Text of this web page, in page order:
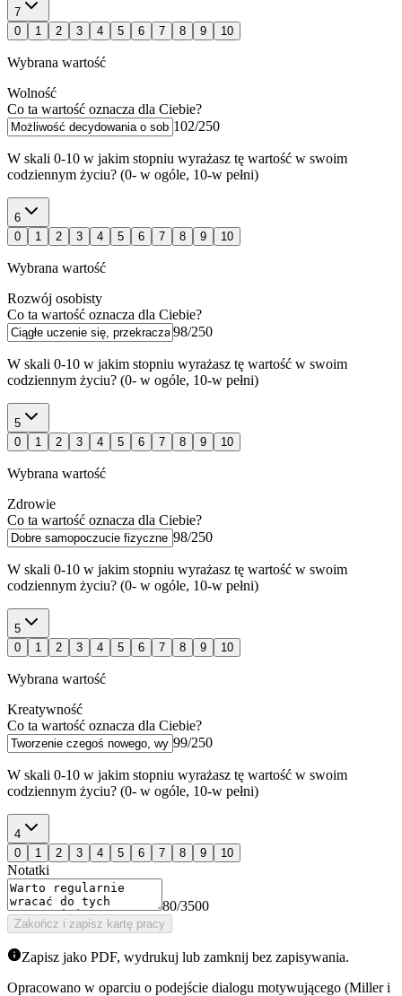
7
0
1 2 3 4 5 6 7 8 9 10
Wybrana wartość
Wolność
Co ta wartość oznacza dla Ciebie?
102/250
W skali 0-10 w jakim stopniu wyrażasz tę wartość w swoim
codziennym życiu? (0- w ogóle, 10-w pełni)
6
0
1 2 3 4 5 6 7 8 9 10
Wybrana wartość
Rozwój osobisty
Co ta wartość oznacza dla Ciebie?
98/250
W skali 0-10 w jakim stopniu wyrażasz tę wartość w swoim
codziennym życiu? (0- w ogóle, 10-w pełni)
5
0
1 2 3 4 5 6 7 8 9 10
Wybrana wartość
Zdrowie
Co ta wartość oznacza dla Ciebie?
98/250
W skali 0-10 w jakim stopniu wyrażasz tę wartość w swoim
codziennym życiu? (0- w ogóle, 10-w pełni)
5
0
1 2 3 4 5 6 7 8 9 10
Wybrana wartość
Kreatywność
Co ta wartość oznacza dla Ciebie?
99/250
W skali 0-10 w jakim stopniu wyrażasz tę wartość w swoim
codziennym życiu? (0- w ogóle, 10-w pełni)
4
0
1 2 3 4 5 6 7 8 9 10
Notatki
80/3500
Zakończ i zapisz kartę pracy
Zapisz jako PDF, wydrukuj lub zamknij bez zapisywania.
Opracowano w oparciu o podejście dialogu motywującego (Miller i